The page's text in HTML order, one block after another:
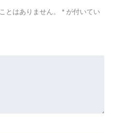
とはありません。 * が付いてい